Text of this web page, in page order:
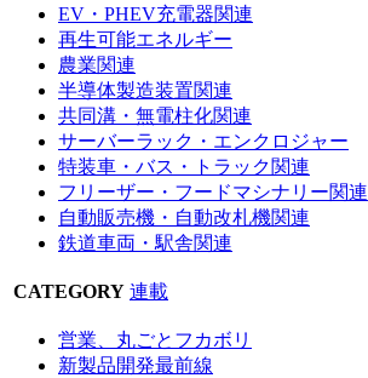
EV・PHEV充電器関連
再生可能エネルギー
農業関連
半導体製造装置関連
共同溝・無電柱化関連
サーバーラック・エンクロジャー
特装車・バス・トラック関連
フリーザー・フードマシナリー関連
自動販売機・自動改札機関連
鉄道車両・駅舎関連
CATEGORY 連載
営業、丸ごとフカボリ
新製品開発最前線